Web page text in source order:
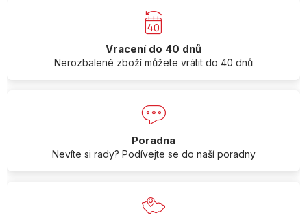
Vracení do 40 dnů
Nerozbalené zboží můžete vrátit do 40 dnů
Poradna
Nevíte si rady? Podívejte se do naší poradny